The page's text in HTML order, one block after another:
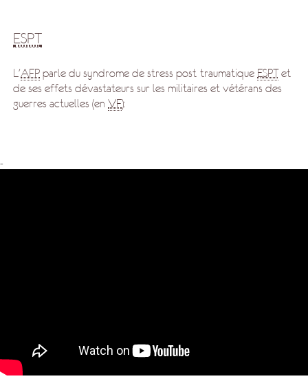
ESPT
L'AFP parle du syndrome de stress post-traumatique ESPTet
de ses effets dévastateurs sur les militaires et vétérans des
guerres actuelles (en VF):
-